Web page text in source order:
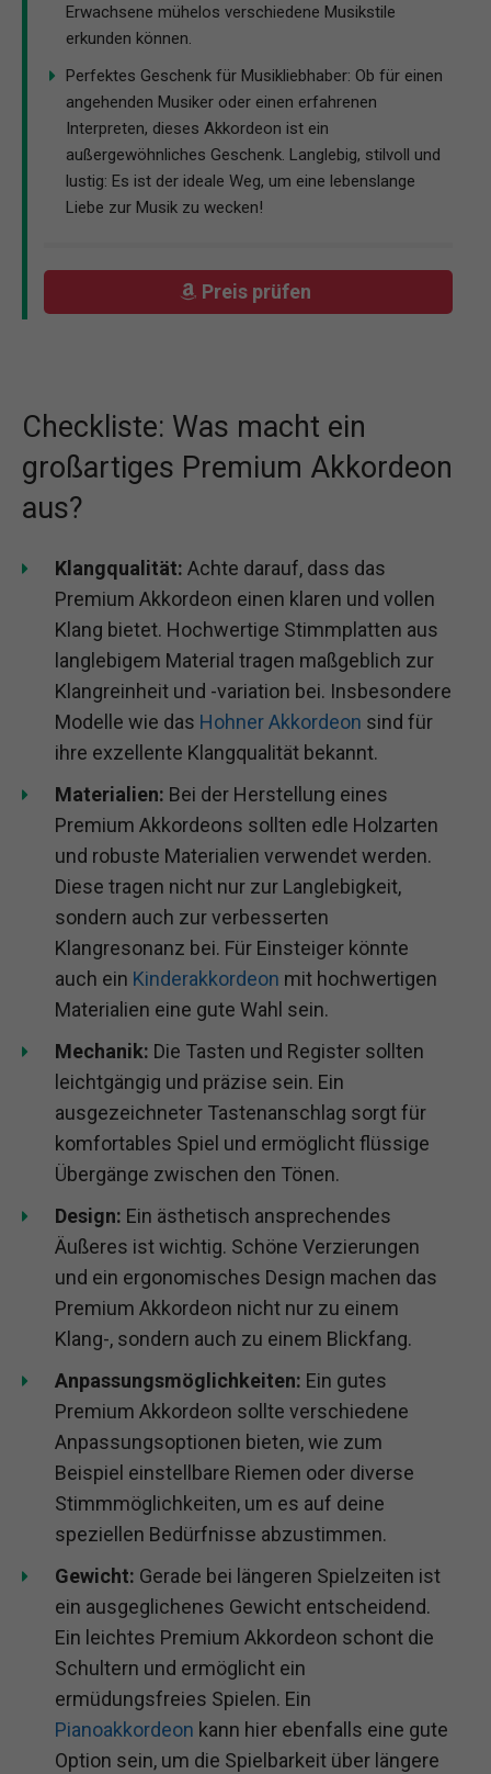
Erwachsene mühelos verschiedene Musikstile
erkunden können.
Perfektes Geschenk für Musikliebhaber: Ob für einen
angehenden Musiker oder einen erfahrenen
Interpreten, dieses Akkordeon ist ein
außergewöhnliches Geschenk. Langlebig, stilvoll und
lustig: Es ist der ideale Weg, um eine lebenslange
Liebe zur Musik zu wecken!
Preis prüfen
Checkliste: Was macht ein
großartiges Premium Akkordeon
aus?
Klangqualität: Achte darauf, dass das
Premium Akkordeon einen klaren und vollen
Klang bietet. Hochwertige Stimmplatten aus
langlebigem Material tragen maßgeblich zur
Klangreinheit und -variation bei. Insbesondere
Modelle wie das Hohner Akkordeon sind für
ihre exzellente Klangqualität bekannt.
Materialien: Bei der Herstellung eines
Premium Akkordeons sollten edle Holzarten
und robuste Materialien verwendet werden.
Diese tragen nicht nur zur Langlebigkeit,
sondern auch zur verbesserten
Klangresonanz bei. Für Einsteiger könnte
auch ein Kinderakkordeon mit hochwertigen
Materialien eine gute Wahl sein.
Mechanik: Die Tasten und Register sollten
leichtgängig und präzise sein. Ein
ausgezeichneter Tastenanschlag sorgt für
komfortables Spiel und ermöglicht flüssige
Übergänge zwischen den Tönen.
Design: Ein ästhetisch ansprechendes
Äußeres ist wichtig. Schöne Verzierungen
und ein ergonomisches Design machen das
Premium Akkordeon nicht nur zu einem
Klang-, sondern auch zu einem Blickfang.
Anpassungsmöglichkeiten: Ein gutes
Premium Akkordeon sollte verschiedene
Anpassungsoptionen bieten, wie zum
Beispiel einstellbare Riemen oder diverse
Stimmmöglichkeiten, um es auf deine
speziellen Bedürfnisse abzustimmen.
Gewicht: Gerade bei längeren Spielzeiten ist
ein ausgeglichenes Gewicht entscheidend.
Ein leichtes Premium Akkordeon schont die
Schultern und ermöglicht ein
ermüdungsfreies Spielen. Ein
Pianoakkordeon kann hier ebenfalls eine gute
Option sein, um die Spielbarkeit über längere